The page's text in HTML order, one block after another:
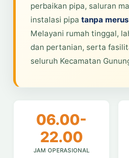
perbaikan pipa, saluran
instalasi pipa tanpa
Melayani rumah tinggal,
dan pertanian, serta
seluruh Kecamatan
06.00-
22.00
JAM OPERASIONAL